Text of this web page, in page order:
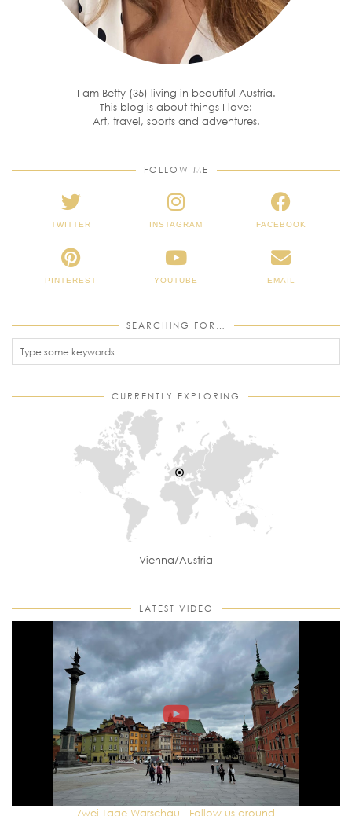
I am Betty (35) living in beautiful Austria.
This blog is about things I love:
Art, travel, sports and adventures.
FOLLOW ME
TWITTER INSTAGRAM FACEBOOK
PINTEREST YOUTUBE EMAIL
SEARCHING FOR…
CURRENTLY EXPLORING
Vienna/Austria
LATEST VIDEO
Zwei Tage Warschau - Follow us around